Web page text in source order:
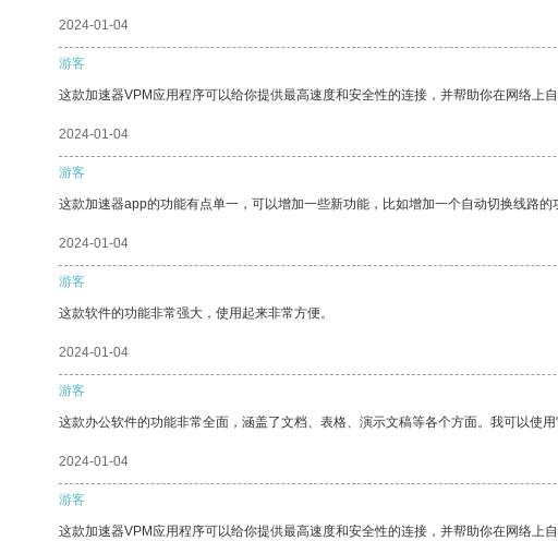
2024-01-04
游客
这款加速器VPM应用程序可以给你提供最高速度和安全性的连接，并帮助你在网络上自
2024-01-04
游客
这款加速器app的功能有点单一，可以增加一些新功能，比如增加一个自动切换线路的
2024-01-04
游客
这款软件的功能非常强大，使用起来非常方便。
2024-01-04
游客
这款办公软件的功能非常全面，涵盖了文档、表格、演示文稿等各个方面。我可以使
2024-01-04
游客
这款加速器VPM应用程序可以给你提供最高速度和安全性的连接，并帮助你在网络上自